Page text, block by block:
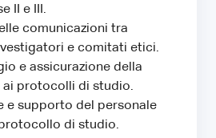
II e III.
comunicazioni tra
e comitati etici.
e assicurazione della
protocolli di studio.
e supporto del personale
di studio.